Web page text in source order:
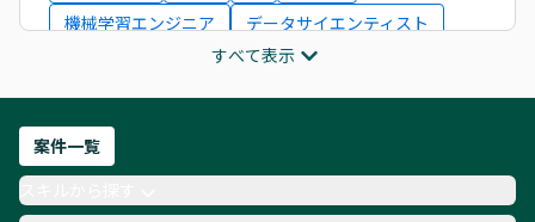
機械学習エンジニア
データサイエンティスト
ITコンサルタント
フロントエンドエンジニア
ネットワークエンジニア
AIエンジニア
Webデザイナー
すべて表示
案件一覧